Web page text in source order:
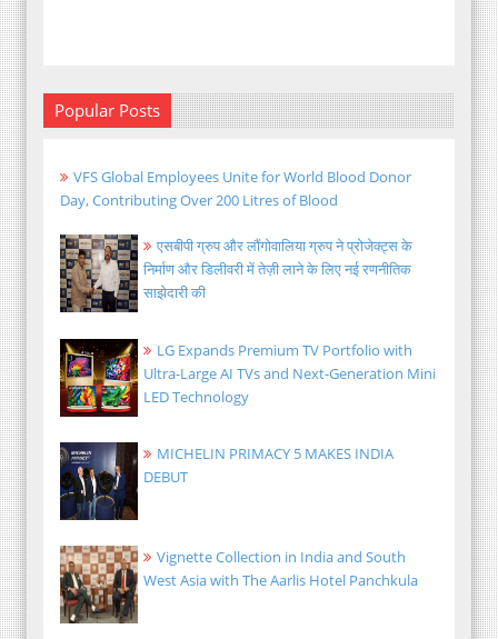
Popular Posts
VFS Global Employees Unite for World Blood Donor
Day, Contributing Over 200 Litres of Blood
एसबीपी ग्रुप और लौंगोवालिया ग्रुप ने प्रोजेक्ट्स के
निर्माण और डिलीवरी में तेज़ी लाने के लिए नई रणनीतिक
साझेदारी की
LG Expands Premium TV Portfolio with
Ultra-Large AI TVs and Next-Generation Mini
LED Technology
MICHELIN PRIMACY 5 MAKES INDIA
DEBUT
Vignette Collection in India and South
West Asia with The Aarlis Hotel Panchkula